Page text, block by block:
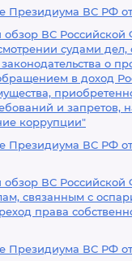
Президиума ВС РФ от
обзор ВС
судами дел,
о
в доход
и запретов,
коррупции"
Президиума ВС РФ от
обзор ВС
связанным с
права
Президиума ВС РФ от